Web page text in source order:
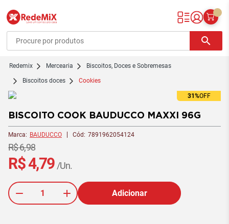
Redemix – Supermercado Online
search
redemix Mercearia Biscoitos, Doces e Sobremesas
Biscoitos doces Cookies
31%OFF
BISCOITO COOK BAUDUCCO MAXXI 96G
Marca: BAUDUCCO Cód: 7891962054124
R$ 6,98
R$ 4,79 /Un.
Adicionar